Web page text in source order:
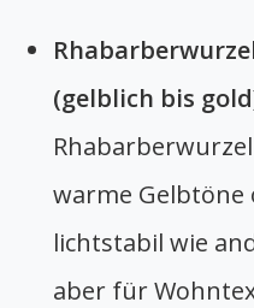
(gelblich bis
warme Gelbtöne
lichtstabil wie
aber für